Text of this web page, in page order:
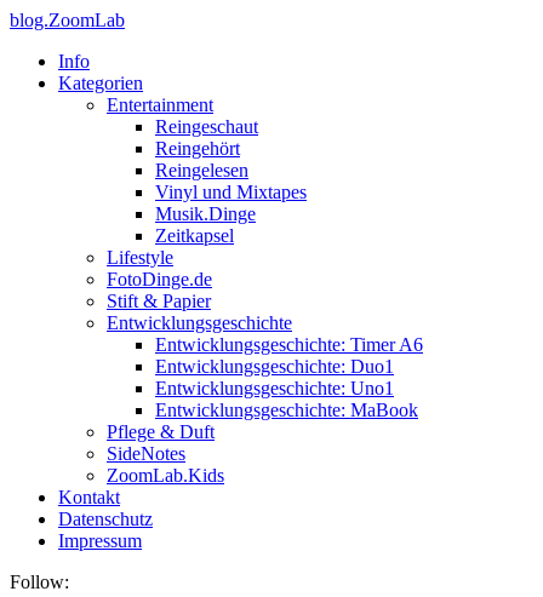
blog.ZoomLab
Info
Kategorien
Entertainment
Reingeschaut
Reingehört
Reingelesen
Vinyl und Mixtapes
Musik.Dinge
Zeitkapsel
Lifestyle
FotoDinge.de
Stift & Papier
Entwicklungsgeschichte
Entwicklungsgeschichte: Timer A6
Entwicklungsgeschichte: Duo1
Entwicklungsgeschichte: Uno1
Entwicklungsgeschichte: MaBook
Pflege & Duft
SideNotes
ZoomLab.Kids
Kontakt
Datenschutz
Impressum
Follow: